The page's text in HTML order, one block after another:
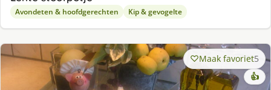
Avondeten & hoofdgerechten Kip & gevogelte
Maak favoriet5
👍